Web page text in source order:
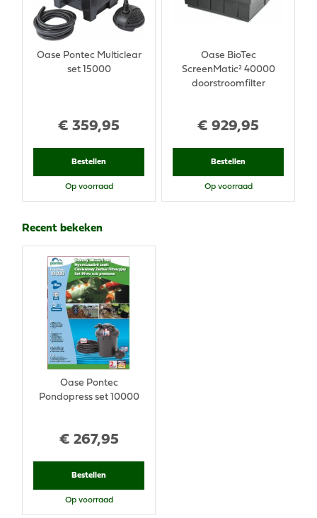
€ 359,95
Oase Pontec Multiclear
set 15000
Bestellen
Op voorraad
€ 929,95
Oase BioTec
ScreenMatic² 40000
doorstroomfilter
Bestellen
Op voorraad
Recent bekeken
€ 267,95
Oase Pontec
Pondopress set 10000
Bestellen
Op voorraad